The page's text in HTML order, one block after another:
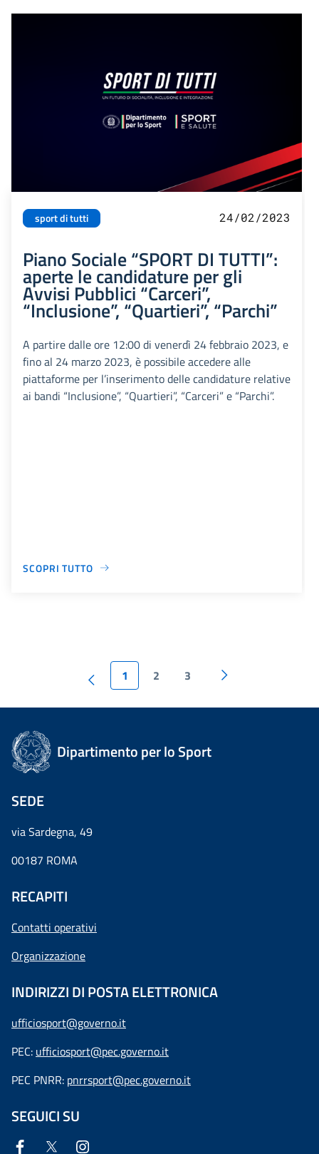
sport di tutti 24/02/2023
Piano Sociale “SPORT DI TUTTI”:
aperte le candidature per gli
Avvisi Pubblici “Carceri”,
“Inclusione”, “Quartieri”, “Parchi”
A partire dalle ore 12:00 di venerdì 24 febbraio 2023, e
fino al 24 marzo 2023, è possibile accedere alle
piattaforme per l’inserimento delle candidature relative
ai bandi “Inclusione”, “Quartieri”, “Carceri” e “Parchi”.
SCOPRI TUTTO
1 2 3
Dipartimento per lo Sport
SEDE
via Sardegna, 49
00187 ROMA
RECAPITI
Contatti operativi
Organizzazione
INDIRIZZI DI POSTA ELETTRONICA
ufficiosport@governo.it
PEC: ufficiosport@pec.governo.it
PEC PNRR: pnrrsport@pec.governo.it
SEGUICI SU